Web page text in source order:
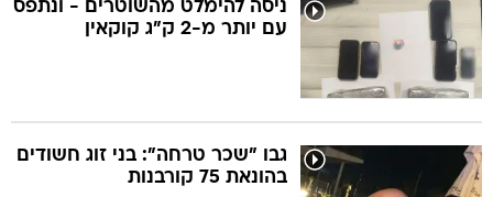
ניסה להימלט מהשוטרים - ונתפס
עם יותר מ-2 ק"ג קוקאין
גבו "שכר טרחה": בני זוג חשודים
בהונאת 75 קורבנות